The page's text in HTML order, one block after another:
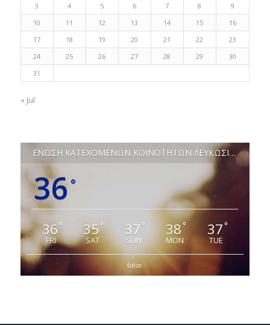
3
4 5 6 7 8
9
10
11 12 13 14 15
16
17
18 19 20 21 22
23
24
25 26 27 28 29
30
31
« Jul
ΕΝΩΣΗ ΚΑΤΕΧΟΜΕΝΩΝ ΚΟΙΝΟΤΗΤΩΝ ΛΕΥΚΩΣΙΑΣ
36 °
36°
FRI
35°
SAT
37 °
SUN
38 °
MON
37°
TUE
false